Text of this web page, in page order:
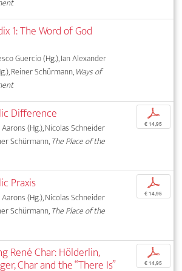
1: The Word of God
Guercio (Hg.), Ian Alexander
Reiner Schürmann,Ways of
Difference
(Hg.), Nicolas Schneider
Schürmann,The Place of the
p
€ 14,95
Praxis
(Hg.), Nicolas Schneider
Schürmann,The Place of the
p
€ 14,95
René Char: Hölderlin,
Char and the “There Is”
p
€ 14,95